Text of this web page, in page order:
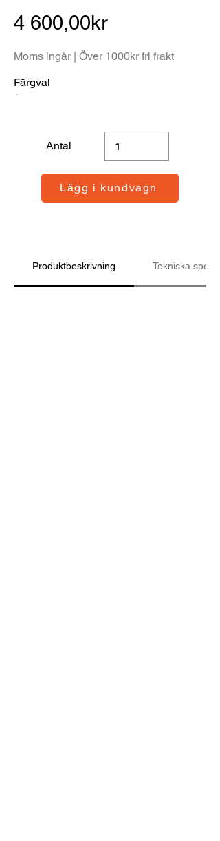
4 600,00kr
Moms ingår | Över 1000kr fri frakt
Färgval
Antal
Lägg i kundvagn
Produktbeskrivning Tekniska